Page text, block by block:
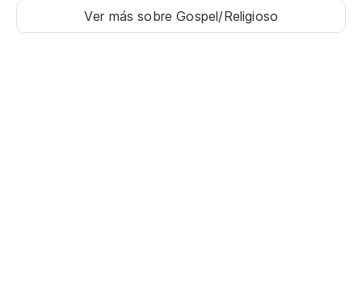
Ver más sobre Gospel/Religioso